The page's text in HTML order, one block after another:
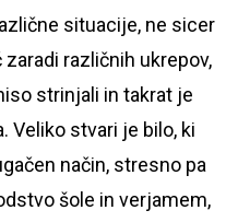
situacije, ne sicer
različnih ukrepov,
strinjali in takrat je
Veliko stvari je bilo, ki
način, stresno pa
šole in verjamem,